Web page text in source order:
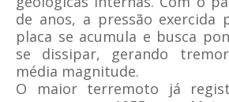
de anos, a pressão exercida
placa se acumula e busca
se dissipar, gerando
média magnitude.
O
maior terremoto já